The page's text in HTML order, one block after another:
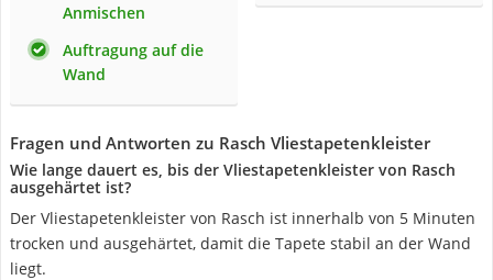
Anmischen
Auftragung auf die
Wand
Fragen und Antworten zu Rasch Vliestapetenkleister
Wie lange dauert es, bis der Vliestapetenkleister von Rasch
ausgehärtet ist?
Der Vliestapetenkleister von Rasch ist innerhalb von 5 Minuten
trocken und ausgehärtet, damit die Tapete stabil an der Wand
liegt.